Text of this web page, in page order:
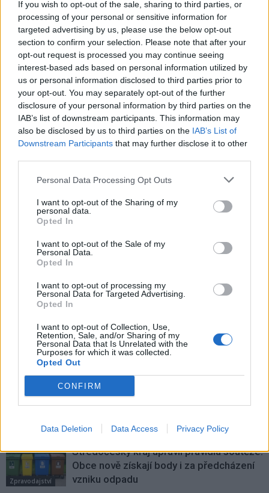
If you wish to opt-out of the sale, sharing to third parties, or
processing of your personal or sensitive information for
targeted advertising by us, please use the below opt-out
section to confirm your selection. Please note that after your
opt-out request is processed you may continue seeing
interest-based ads based on personal information utilized by
us or personal information disclosed to third parties prior to
your opt-out. You may separately opt-out of the further
disclosure of your personal information by third parties on the
IAB’s list of downstream participants. This information may
also be disclosed by us to third parties on the IAB’s List of
Downstream Participants that may further disclose it to other
Personal Data Processing Opt Outs
I want to opt-out of the Sharing of my
personal data.
Opted In
I want to opt-out of the Sale of my
Personal Data.
Opted In
I want to opt-out of processing my
Personal Data for Targeted Advertising.
Opted In
I want to opt-out of Collection, Use,
Retention, Sale, and/or Sharing of my
Personal Data that Is Unrelated with the
Purposes for which it was collected.
Opted Out
CONFIRM
Data Deletion Data Access Privacy Policy
Komentáře
TAGY BESIP bezpečnost chodci doprava
policie
prevene
Příbram řidiči
Předchozí článek
Vysoké zahájí Ester Kočičková
Příbram smetla Jihostroj
SOUVISEJÍCÍ ČLÁNKY
VÍCE OD AUTORA
Zpravodajství
Většina koupališť na Příbramsku nabízí
výborné podmínky. Horší voda je jen na
Živohošti
Příbram modernizuje parkovací automaty.
Přibudou i tři nové poblíž Svaté Hory
Zpravodajství
Středočeský kraj upravil pravidla soutěže.
Obce nově získají body i za předcházení
vzniku odpadu